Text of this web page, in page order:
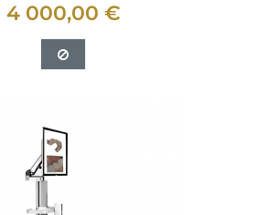
4 000,00 €